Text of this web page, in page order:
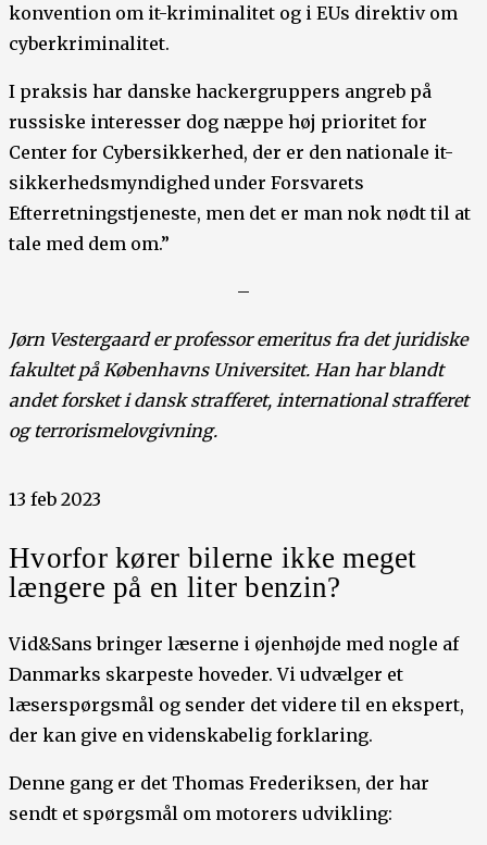
konvention om it-kriminalitet og i EUs direktiv om
cyberkriminalitet.
I praksis har danske hackergruppers angreb på
russiske interesser dog næppe høj prioritet for
Center for Cybersikkerhed, der er den nationale it-
sikkerhedsmyndighed under Forsvarets
Efterretningstjeneste, men det er man nok nødt til at
tale med dem om.”
–
Jørn Vestergaard er professor emeritus fra det juridiske
fakultet på Københavns Universitet. Han har blandt
andet forsket i dansk strafferet, international strafferet
og terrorismelovgivning.
13 feb 2023
Hvorfor kører bilerne ikke meget
længere på en liter benzin?
Vid&Sans bringer læserne i øjenhøjde med nogle af
Danmarks skarpeste hoveder. Vi udvælger et
læserspørgsmål og sender det videre til en ekspert,
der kan give en videnskabelig forklaring.
Denne gang er det Thomas Frederiksen, der har
sendt et spørgsmål om motorers udvikling: